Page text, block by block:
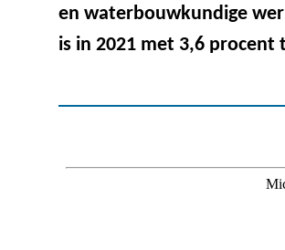
en waterbouwkundige
is in 2021 met 3,6 procent